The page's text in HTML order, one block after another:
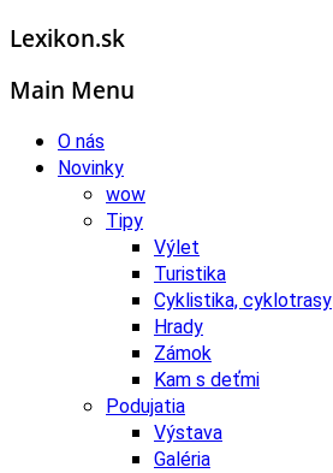
Lexikon.sk
Main Menu
O nás
Novinky
wow
Tipy
Výlet
Turistika
Cyklistika, cyklotrasy
Hrady
Zámok
Kam s deťmi
Podujatia
Výstava
Galéria